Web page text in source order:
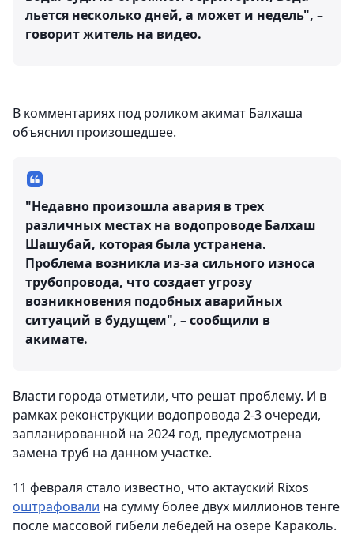
льется несколько дней, а может и недель", –
говорит житель на видео.
В комментариях под роликом акимат Балхаша
объяснил произошедшее.
"Недавно произошла авария в трех
различных местах на водопроводе Балхаш
Шашубай, которая была устранена.
Проблема возникла из-за сильного износа
трубопровода, что создает угрозу
возникновения подобных аварийных
ситуаций в будущем", – сообщили в
акимате.
Власти города отметили, что решат проблему. И в
рамках реконструкции водопровода 2-3 очереди,
запланированной на 2024 год, предусмотрена
замена труб на данном участке.
11 февраля стало известно, что актауский Rixos
оштрафовали на сумму более двух миллионов тенге
после массовой гибели лебедей на озере Караколь.